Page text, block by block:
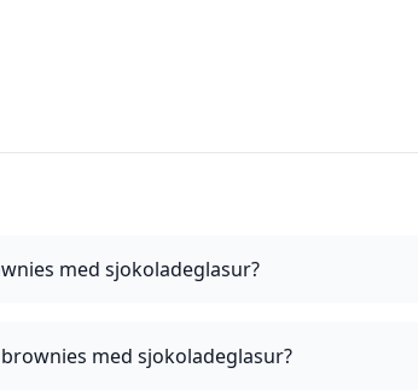
med sjokoladeglasur?
med sjokoladeglasur?